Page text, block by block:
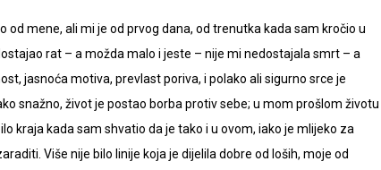
od mene, ali mi je od prvog dana, od trenutka kada sam kročio u
rat – a možda malo i jeste – nije mi nedostajala smrt – a
jasnoća motiva, prevlast poriva, i polako ali sigurno srce je
snažno, život je postao borba protiv sebe; u mom prošlom životu
kraja kada sam shvatio da je tako i u ovom, iako je mlijeko za
Više nije bilo linije koja je dijelila dobre od loših, moje od